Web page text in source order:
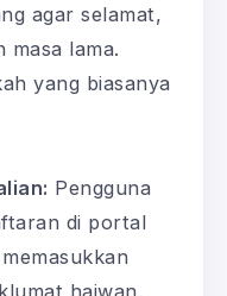
agar selamat,
masa lama.
yang biasanya
Pengguna
di portal
haiwan,